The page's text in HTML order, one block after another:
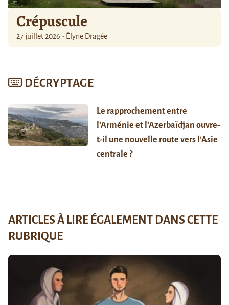
Crépuscule
27 juillet 2026 - Élyne Dragée
DÉCRYPTAGE
Le rapprochement entre
l’Arménie et l’Azerbaïdjan ouvre-
t-il une nouvelle route vers l’Asie
centrale ?
ARTICLES À LIRE ÉGALEMENT DANS CETTE
RUBRIQUE